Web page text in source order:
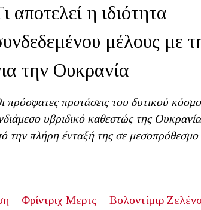
αποτελεί η ιδιότητα
μέλους με
την Ουκρανία
πρόσφατες προτάσεις του δυτικού
υβριδικό καθεστώς της
την πλήρη ένταξή της σε μεσοπρόθεσμο
Φρίντριχ Μερτς Βολοντίμιρ